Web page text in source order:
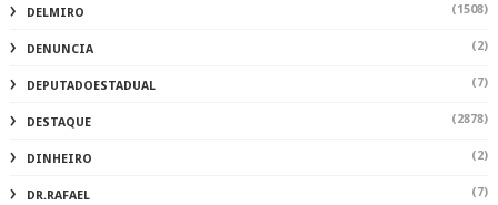
DELMIRO (1508)
DENUNCIA (2)
DEPUTADOESTADUAL (7)
DESTAQUE (2878)
DINHEIRO (2)
DR.RAFAEL (7)